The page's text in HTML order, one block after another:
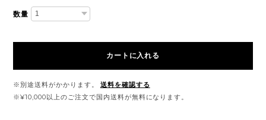
数量
カートに入れる
※別途送料がかかります。
送料を確認する
※¥10,000以上のご注文で国内送料が無料になります。